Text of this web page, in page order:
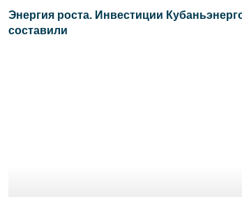
Энергия роста. Инвестиции
составили